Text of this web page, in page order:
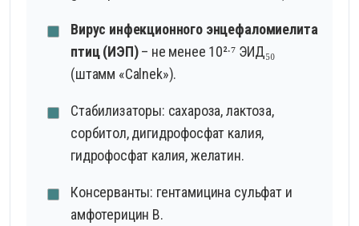
Вирус инфекционного энцефаломиелита
птиц (ИЭП)– не менее 10²·⁷ ЭИД₅₀
(штамм «Calnek»).
Стабилизаторы: сахароза, лактоза,
сорбитол, дигидрофосфат калия,
гидрофосфат калия, желатин.
Консерванты: гентамицина сульфат и
амфотерицин В.